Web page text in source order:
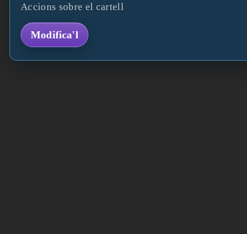
Accions sobre el cartell
Modifica'l